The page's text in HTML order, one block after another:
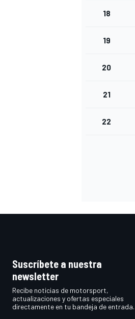
18
19
20
21
22
Suscríbete a nuestra
newsletter
Recibe noticias de motorsport,
actualizaciones y ofertas especiales
directamente en tu bandeja de entrada.